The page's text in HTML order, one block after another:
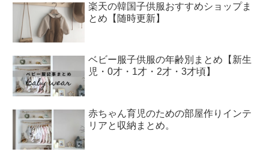
楽天の韓国子供服おすすめショップま
とめ【随時更新】
ベビー服子供服の年齢別まとめ【新生
児・0才・1才・2才・3才頃】
赤ちゃん育児のための部屋作りインテ
リアと収納まとめ。